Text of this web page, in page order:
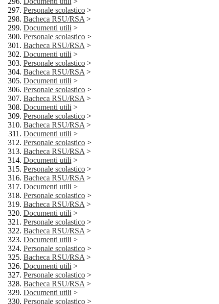
Personale scolastico >
Bacheca RSU/RSA >
Documenti utili >
Personale scolastico >
Bacheca RSU/RSA >
Documenti utili >
Personale scolastico >
Bacheca RSU/RSA >
Documenti utili >
Personale scolastico >
Bacheca RSU/RSA >
Documenti utili >
Personale scolastico >
Bacheca RSU/RSA >
Documenti utili >
Personale scolastico >
Bacheca RSU/RSA >
Documenti utili >
Personale scolastico >
Bacheca RSU/RSA >
Documenti utili >
Personale scolastico >
Bacheca RSU/RSA >
Documenti utili >
Personale scolastico >
Bacheca RSU/RSA >
Documenti utili >
Personale scolastico >
Bacheca RSU/RSA >
Documenti utili >
Personale scolastico >
Bacheca RSU/RSA >
Documenti utili >
Personale scolastico >